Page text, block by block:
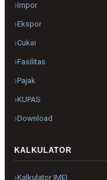
Impor
Ekspor
Cukai
Fasilitas
Pajak
KUPAS
Download
KALKULATOR
Kalkulator IMEI